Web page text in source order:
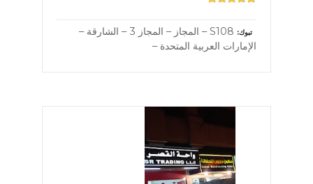
تبوك
S108 – المجاز – المجاز 3 – الشارقة –
الإمارات العربية المتحدة –